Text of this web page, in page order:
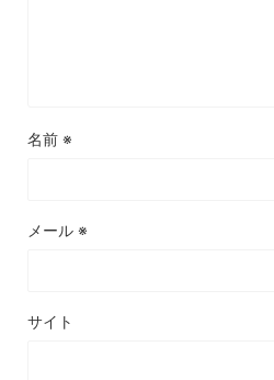
名前 ※
メール ※
サイト